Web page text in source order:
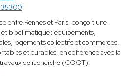
35300
entre Rennes et Paris, conçoit une
bioclimatique : équipements,
logements collectifs et commerces.
et durables, en cohérence avec la
de recherche (COOT).